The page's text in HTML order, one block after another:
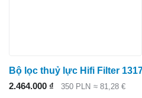
2.464.000 ₫ 350 PLN ≈ 81,28 €